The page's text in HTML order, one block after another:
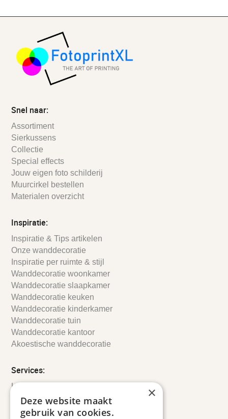
Snel naar:
Assortiment
Sierkussens
Collectie
Special effects
Jouw eigen foto schilderij
Muurcirkel bestellen
Materialen overzicht
Inspiratie:
Inspiratie & Tips artikelen
Onze wanddecoratie
Inspiratie per ruimte & stijl
Wanddecoratie woonkamer
Wanddecoratie slaapkamer
Wanddecoratie keuken
Wanddecoratie kinderkamer
Wanddecoratie tuin
Wanddecoratie kantoor
Akoestische wanddecoratie
Services:
Leveringsinformatie
Retourbeleid
Informatie
×
Deze website maakt
gebruik van cookies.